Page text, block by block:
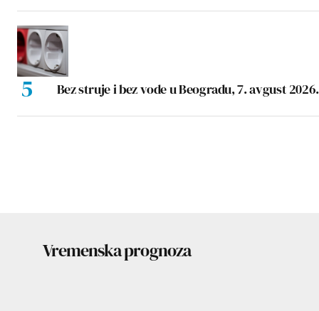
Bez struje i bez vode u Beogradu, 7. avgust 2026.
Vremenska prognoza